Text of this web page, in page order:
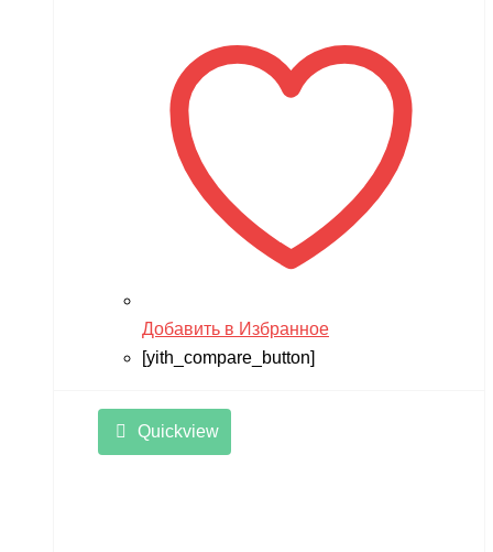
Добавить в Избранное
[yith_compare_button]
Quickview